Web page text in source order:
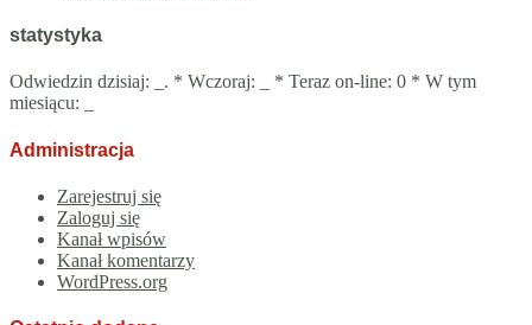
statystyka
Odwiedzin dzisiaj: . * Wczoraj:
* Teraz on-line: 0 * W tym
miesiącu:
Administracja
Zarejestruj się
Zaloguj się
Kanał wpisów
Kanał komentarzy
WordPress.org